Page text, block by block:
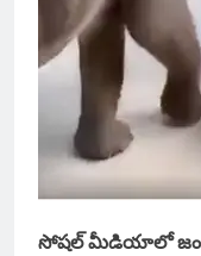
సోషల్ మీడియాలో